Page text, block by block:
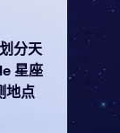
分天
星座
地点